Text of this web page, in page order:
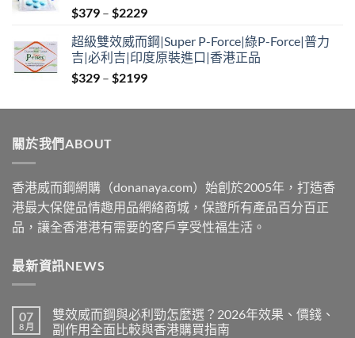
$379 – $2229Price
$379
through
$2229
超級雙效威而鋼|Super P-Force|綠P-Force|普力
吉|必利吉|印度原裝進口|香港正品
$329 – $2199Price
$329
關於我們ABOUT
香港威而鋼網購（donanaya.com）始創於2005年，打造香
港最大保健品情趣用品網絡商城，保證所有產品百分百正
品，讓全香港港有需要的客戶享受性福生活。
最新資訊NEWS
07
8 月
雙效威而鋼與必利勁怎麼選？2026年效果、價錢、
副作用全面比較與香港購買指南